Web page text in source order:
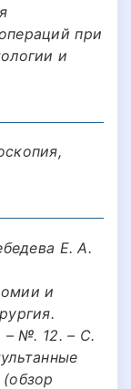
при
и
Е. А.
и
– №. 12. – С.